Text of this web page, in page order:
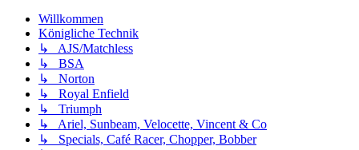
Willkommen
Königliche Technik
↳ AJS/Matchless
↳ BSA
↳ Norton
↳ Royal Enfield
↳ Triumph
↳ Ariel, Sunbeam, Velocette, Vincent & Co
↳ Specials, Café Racer, Chopper, Bobber